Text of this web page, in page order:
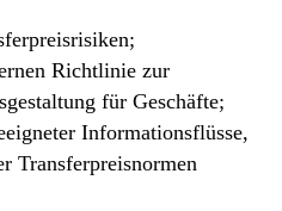
Richtlinie zur
für Geschäfte;
Informationsflüsse,
Transferpreisnormen